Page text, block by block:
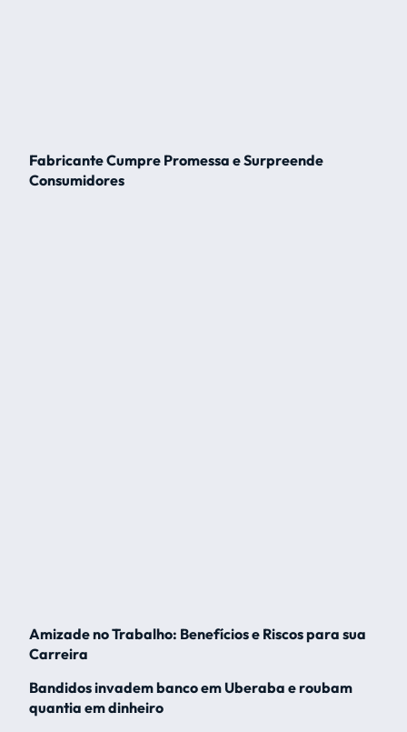
Fabricante Cumpre Promessa e Surpreende
Consumidores
Amizade no Trabalho: Benefícios e Riscos para sua
Carreira
Bandidos invadem banco em Uberaba e roubam
quantia em dinheiro